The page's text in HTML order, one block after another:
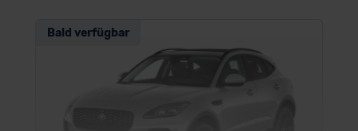
Bald verfügbar